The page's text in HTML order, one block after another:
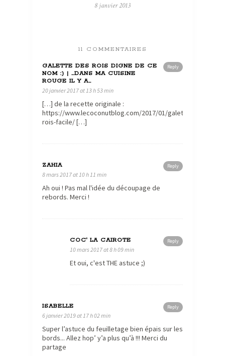
8 janvier 2013
11 COMMENTAIRES
Reply
GALETTE DES ROIS DIGNE DE CE
NOM :) | …DANS MA CUISINE
ROUGE IL Y A…
20 janvier 2017 at 13 h 53 min
[…] de la recette originale :
https://www.lecoconutblog.com/2017/01/galette-
rois-facile/ […]
Reply
ZAHIA
8 mars 2017 at 10 h 11 min
Ah oui ! Pas mal l'idée du découpage de
rebords. Merci !
Reply
COC' LA CAIROTE
10 mars 2017 at 8 h 09 min
Et oui, c'est THE astuce ;)
Reply
ISABELLE
6 janvier 2019 at 17 h 02 min
Super l’astuce du feuilletage bien épais sur les
bords... Allez hop’ y’a plus qu’à !!! Merci du
partage